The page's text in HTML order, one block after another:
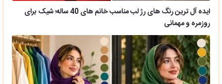
ایده آل ترین رنگ های رژ لب مناسب خانم های 40 ساله؛ شیک برای
روزمره و مهمانی